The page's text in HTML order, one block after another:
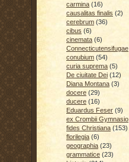
carmina (16)
causalitas finalis (2)
cerebrum (36)
cibus (6)
cinemata (6)
Connecticutensifugae
conubium (54)
curia suprema (5)
De ciuitate Dei (12)
Diana Montana (3)
docere (29)
ducere (16)
Eduardus Feser (9)
ex Crombii Gymnasio
fides Christiana (153)
florilegia (6)
geographia (23)
grammatice (23)